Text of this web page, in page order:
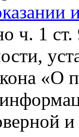
ч. 1
«О